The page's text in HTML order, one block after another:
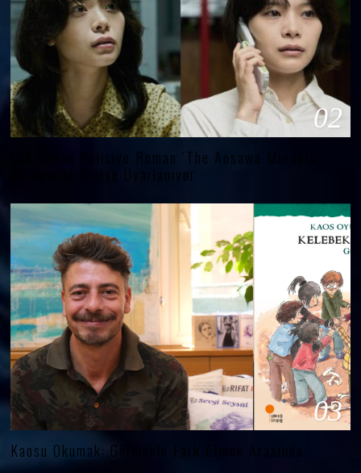
02
Çok Satan Polisiye Roman ‘The Aosawa Murders’,
Wowow’da Diziye Uyarlanıyor
03
Kaosu Okumak: Görmekle Fark Etmek Arasında